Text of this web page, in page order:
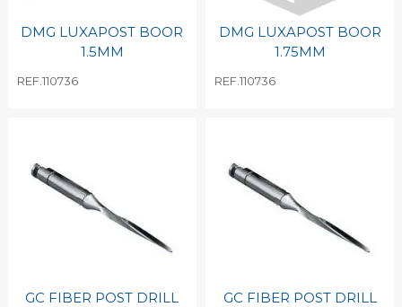
DMG LUXAPOST BOOR
1.5MM
REF.110736
DMG LUXAPOST BOOR
1.75MM
REF.110736
GC FIBER POST DRILL
GC FIBER POST DRILL